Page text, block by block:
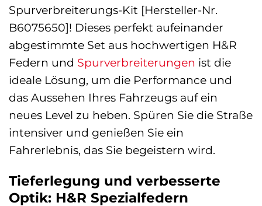
Spurverbreiterungs-Kit [Hersteller-Nr.
B6075650]! Dieses perfekt aufeinander
abgestimmte Set aus hochwertigen H&R
Federn und Spurverbreiterungen ist die
ideale Lösung, um die Performance und
das Aussehen Ihres Fahrzeugs auf ein
neues Level zu heben. Spüren Sie die Straße
intensiver und genießen Sie ein
Fahrerlebnis, das Sie begeistern wird.
Tieferlegung und verbesserte
Optik: H&R Spezialfedern